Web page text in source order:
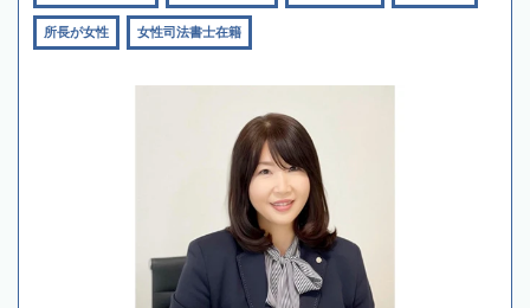
所長が女性 女性司法書士在籍